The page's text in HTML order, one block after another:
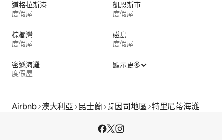
道格拉斯港
度假屋
凱恩斯市
度假屋
棕櫚灣
度假屋
磁島
度假屋
密遜海灘
度假屋
顯示更多
Airbnb 澳大利亞 昆士蘭 肯因司地區 特里尼蒂海灘